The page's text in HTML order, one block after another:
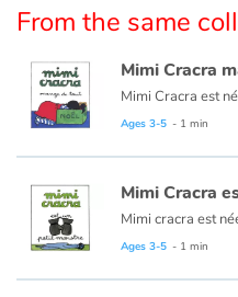
Documentaries
With the family
Daily life and hobbies
At school
From the same
Mimi Cracra
Ages 3-5 - 1 min
Mimi Cracra
Ages 3-5 - 1 min